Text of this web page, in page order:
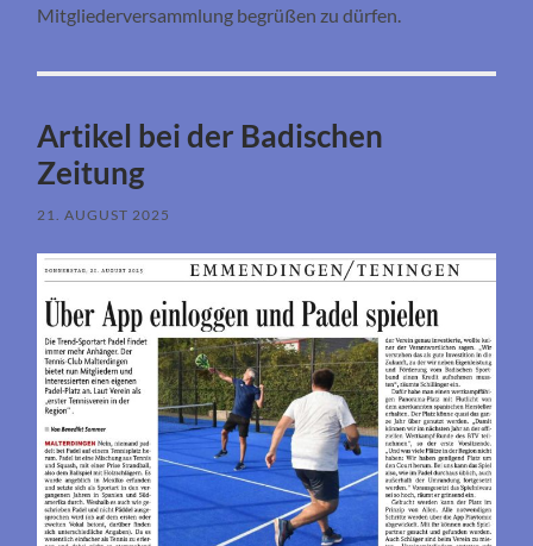
Mitgliederversammlung begrüßen zu dürfen.
Artikel bei der Badischen
Zeitung
21. AUGUST 2025